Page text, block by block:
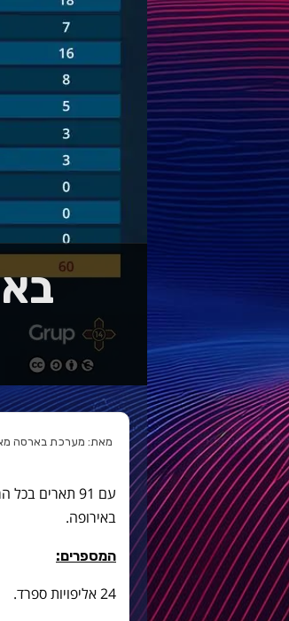
מאת: מערכת בארסה מאניה | 19/08/2016 |
עם 91 תארים
באירופה.
המספרים:
24 אליפויות ספרד.